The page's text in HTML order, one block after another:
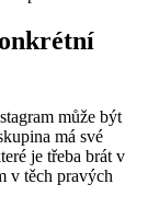
může být
má své
je třeba brát v
v těch pravých